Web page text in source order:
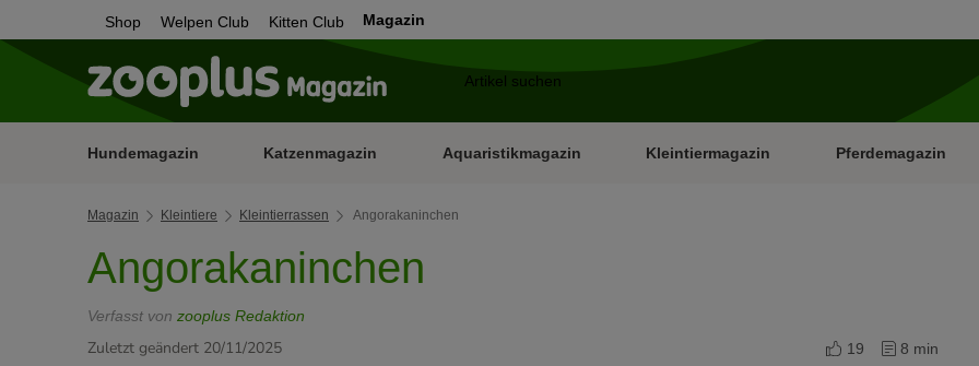
Shop Welpen Club Kitten Club Magazin
Hundemagazin Katzenmagazin Aquaristikmagazin Kleintiermagazin Pferdemagazin
Magazin Kleintiere Kleintierrassen Angorakaninchen
Angorakaninchen
Verfasst von zooplus Redaktion
Zuletzt geändert 20/11/2025 19 8 min